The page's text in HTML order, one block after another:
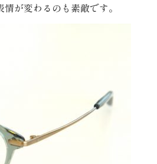
が変わるのも素敵です。